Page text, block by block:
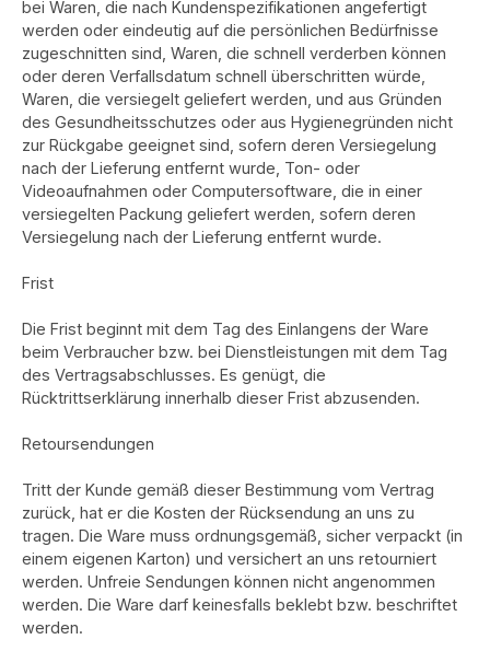
bei Waren, die nach Kundenspezifikationen angefertigt
werden oder eindeutig auf die persönlichen Bedürfnisse
zugeschnitten sind, Waren, die schnell verderben können
oder deren Verfallsdatum schnell überschritten würde,
Waren, die versiegelt geliefert werden, und aus Gründen
des Gesundheitsschutzes oder aus Hygienegründen nicht
zur Rückgabe geeignet sind, sofern deren Versiegelung
nach der Lieferung entfernt wurde, Ton- oder
Videoaufnahmen oder Computersoftware, die in einer
versiegelten Packung geliefert werden, sofern deren
Versiegelung nach der Lieferung entfernt wurde.
Frist
Die Frist beginnt mit dem Tag des Einlangens der Ware
beim Verbraucher bzw. bei Dienstleistungen mit dem Tag
des Vertragsabschlusses. Es genügt, die
Rücktrittserklärung innerhalb dieser Frist abzusenden.
Retoursendungen
Tritt der Kunde gemäß dieser Bestimmung vom Vertrag
zurück, hat er die Kosten der Rücksendung an uns zu
tragen. Die Ware muss ordnungsgemäß, sicher verpackt (in
einem eigenen Karton) und versichert an uns retourniert
werden. Unfreie Sendungen können nicht angenommen
werden. Die Ware darf keinesfalls beklebt bzw. beschriftet
werden.